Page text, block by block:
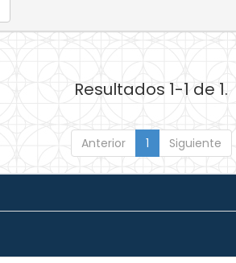
Resultados 1-1 de 1.
Anterior 1 Siguiente